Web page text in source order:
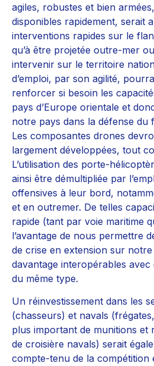
agiles, robustes et bien
disponibles rapidement, serait
interventions rapides sur le
qu’à être projetée outre-mer
intervenir sur le territoire
d’emploi, par son agilité,
renforcer si besoin les
pays d’Europe orientale et
notre pays dans la défense du
Les composantes drones
largement développées, tout
L’utilisation des porte-
ainsi être démultipliée par
offensives à leur bord,
et en outremer. De telles
rapide (tant par voie maritime
l’avantage de nous permettre
de crise en extension sur notre
davantage interopérables avec
du même type.
Un réinvestissement dans les
(chasseurs) et navals
plus important de munitions et
de croisière navals) serait
compte-tenu de la compétition